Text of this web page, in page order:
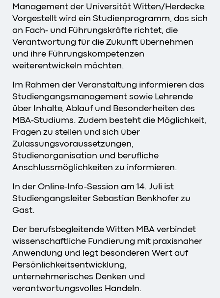
Management der Universität Witten/Herdecke.
Vorgestellt wird ein Studienprogramm, das sich
an Fach- und Führungskräfte richtet, die
Verantwortung für die Zukunft übernehmen
und ihre Führungskompetenzen
weiterentwickeln möchten.
Im Rahmen der Veranstaltung informieren das
Studiengangsmanagement sowie Lehrende
über Inhalte, Ablauf und Besonderheiten des
MBA-Studiums. Zudem besteht die Möglichkeit,
Fragen zu stellen und sich über
Zulassungsvoraussetzungen,
Studienorganisation und berufliche
Anschlussmöglichkeiten zu informieren.
In der Online-Info-Session am 14. Juli ist
Studiengangsleiter Sebastian Benkhofer zu
Gast.
Der berufsbegleitende Witten MBA verbindet
wissenschaftliche Fundierung mit praxisnaher
Anwendung und legt besonderen Wert auf
Persönlichkeitsentwicklung,
unternehmerisches Denken und
verantwortungsvolles Handeln.